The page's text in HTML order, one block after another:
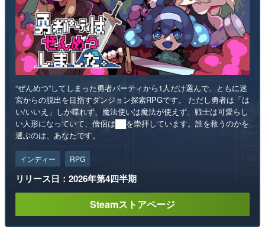
“ぜんめつ”してしまった勇者パーティから1人だけ選んで、ともに迷
宮からの脱出を目指すダンジョン探索RPGです。 ただし勇者は「は
い/いいえ」しか喋れず、魔法使いは魔法が使えず、戦士は可愛らし
い人形になっていて、僧侶は██を崇拝しています。誰を救うのかを
選ぶのは、あなたです。
インディー RPG
リリース日：2026年第4四半期
Steamストアページ